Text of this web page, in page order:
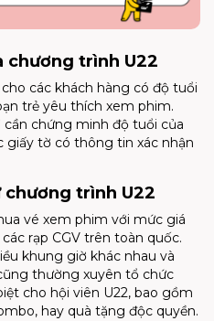
chương trình U22
các khách hàng có độ tuổi
trẻ yêu thích xem phim.
chứng minh độ tuổi của
giấy tờ có thông tin xác nhận
trình U22
vé xem phim với mức giá
rạp CGV trên toàn quốc.
khung giờ khác nhau và
thường xuyên tổ chức
cho hội viên U22, bao gồm
hay quà tặng độc quyền.